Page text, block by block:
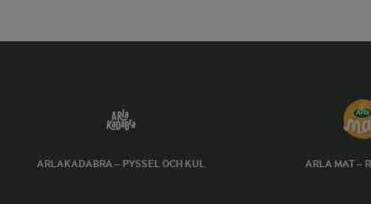
ARLAKADABRA – PYSSEL OCH KUL ARLA MAT –